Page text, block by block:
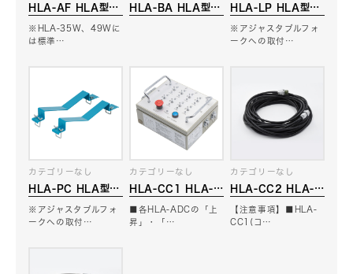
HLA-AF HLA型用
ーク
※HLA-35W、49Wに
は標準…
HLA-BA HLA型用
HLA-LP HLA型用
※アジャスタブルフォ
ークへの取付…
HLA-PC HLA型用
パイプクレードル
カテゴリーなし
※アジャスタブルフォ
ークへの取付…
HLA-CC1 HLA-
ローラー
カテゴリーなし
■各HLA-ADCの「上
昇」・「…
HLA-CC2 HLA-
CC1用操作ケーブル
カテゴリーなし
【注意事項】■HLA-
CC1(コ…